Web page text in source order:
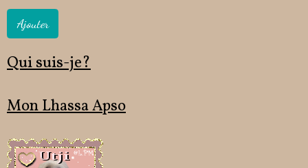
Ajouter
Qui suis-je?
Mon Lhassa Apso